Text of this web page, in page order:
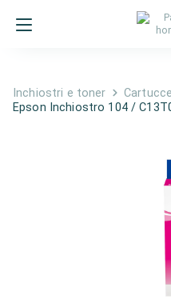
Inchiostri e toner
Epson Inchiostro 104 /